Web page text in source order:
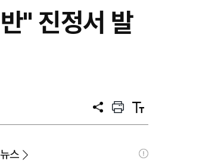
" 진정서 발
공
프
트
텍
트
스